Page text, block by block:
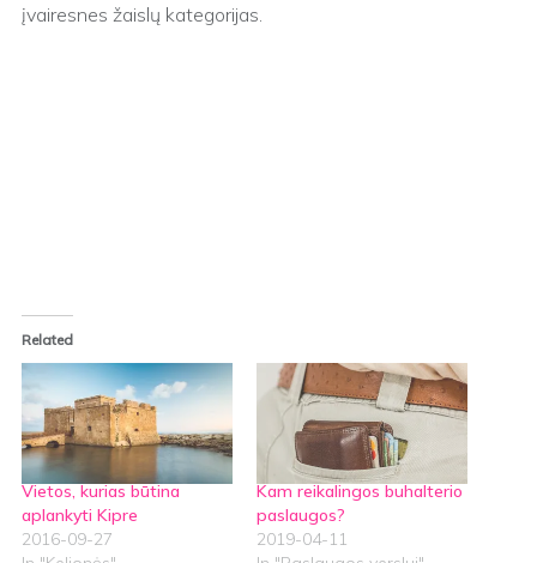
įvairesnes žaislų kategorijas.
Related
Vietos, kurias būtina
aplankyti Kipre
2016-09-27
Kam reikalingos buhalterio
paslaugos?
2019-04-11